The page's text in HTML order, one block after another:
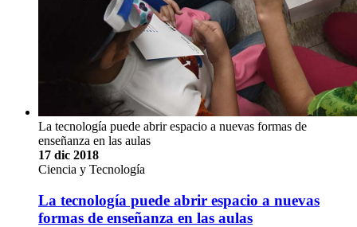
La tecnología puede abrir espacio a nuevas formas de
enseñanza en las aulas
17 dic 2018
Ciencia y Tecnología
La tecnología puede abrir espacio a nuevas
formas de enseñanza en las aulas